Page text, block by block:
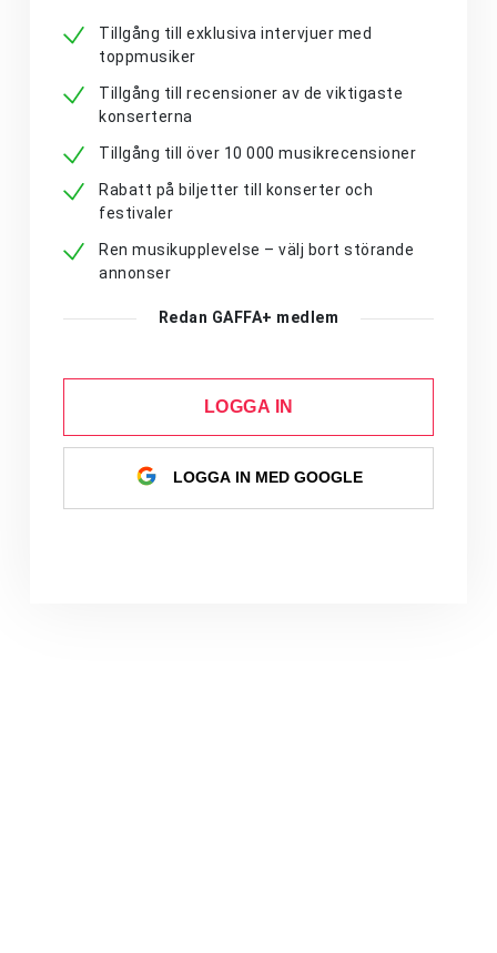
Tillgång till exklusiva intervjuer med
toppmusiker
Tillgång till recensioner av de viktigaste
konserterna
Tillgång till över 10 000 musikrecensioner
Rabatt på biljetter till konserter och
festivaler
Ren musikupplevelse – välj bort störande
annonser
Redan GAFFA+ medlem
LOGGA IN
LOGGA IN MED GOOGLE